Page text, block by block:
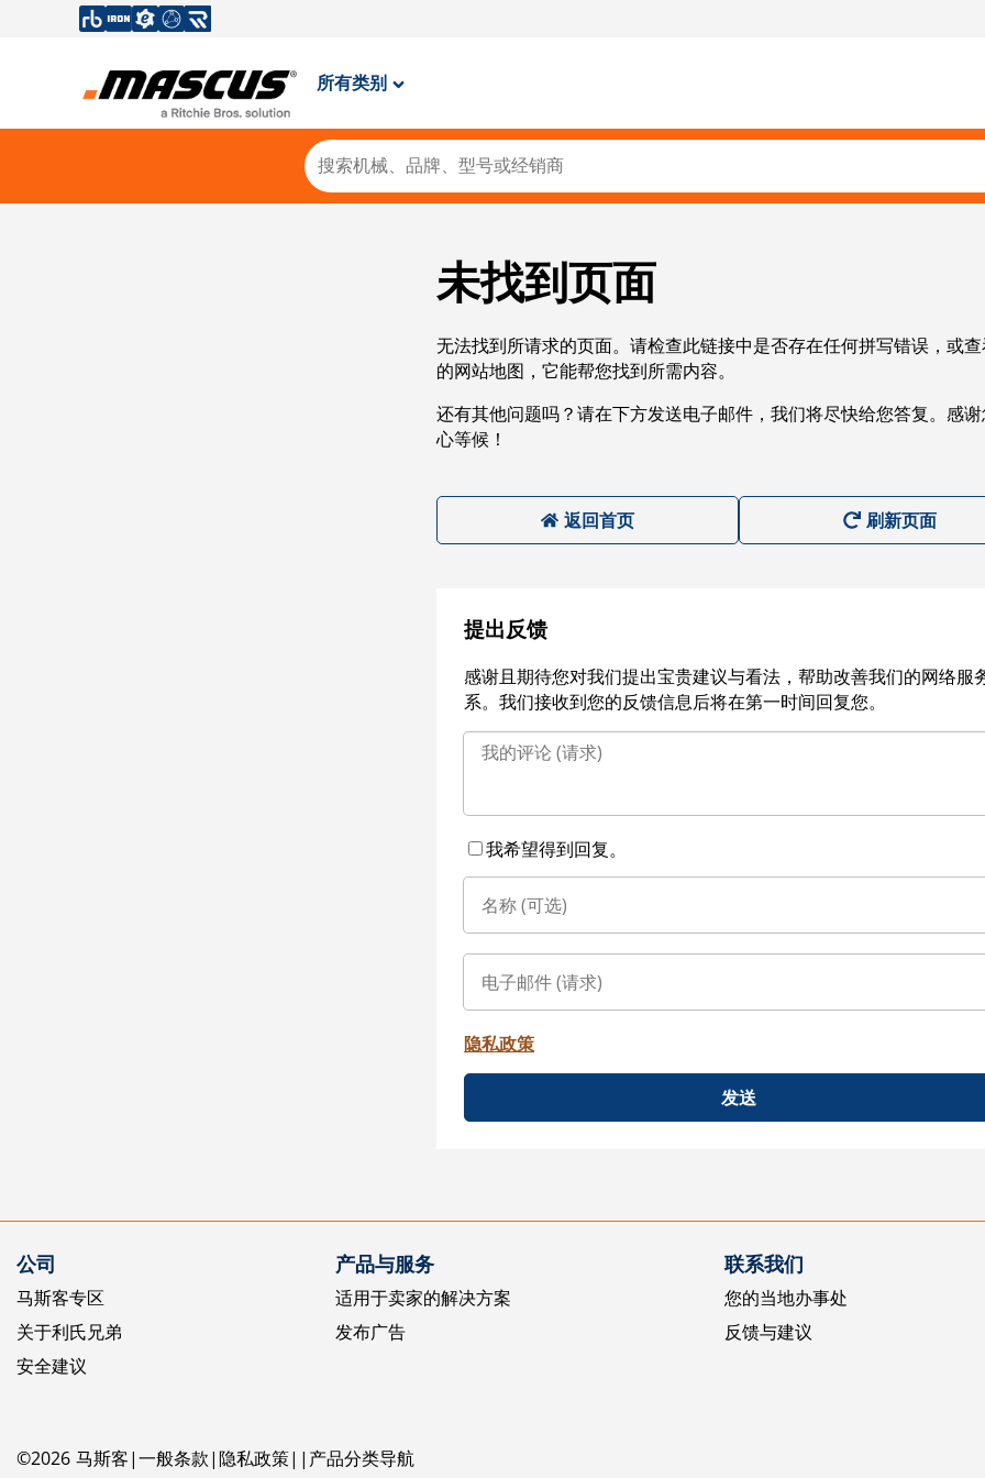
所有类别
未找到页面
无法找到所请求的页面。请检查此链接中是否存在任何拼写错误，或
的网站地图，它能帮您找到所需内容。
还有其他问题吗？请在下方发送电子邮件，我们将尽快给您答复。感
心等候！
返回首页 刷新页面
提出反馈
感谢且期待您对我们提出宝贵建议与看法，帮助改善我们的网络服
系。我们接收到您的反馈信息后将在第一时间回复您。
我希望得到回复。
隐私政策
发送
公司
马斯客专区
关于利氏兄弟
安全建议
产品与服务
适用于卖家的解决方案
发布广告
联系我们
您的当地办事处
反馈与建议
©2026 马斯客 一般条款 隐私政策 产品分类导航